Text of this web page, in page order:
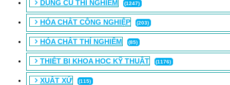
DỤNG CỤ THÍ NGHIỆM (1247)
HÓA CHẤT CÔNG NGHIỆP (203)
HÓA CHẤT THÍ NGHIỆM (85)
THIẾT BỊ KHOA HỌC KỸ THUẬT (1176)
XUẤT XỨ (115)